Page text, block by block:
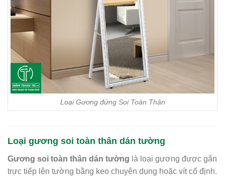
Loại Gương đứng Soi Toàn Thân
Loại gương soi toàn thân dán tường
Gương soi toàn thân dán tường là loại gương được gắn
trực tiếp lên tường bằng keo chuyên dụng hoặc vít cố định.